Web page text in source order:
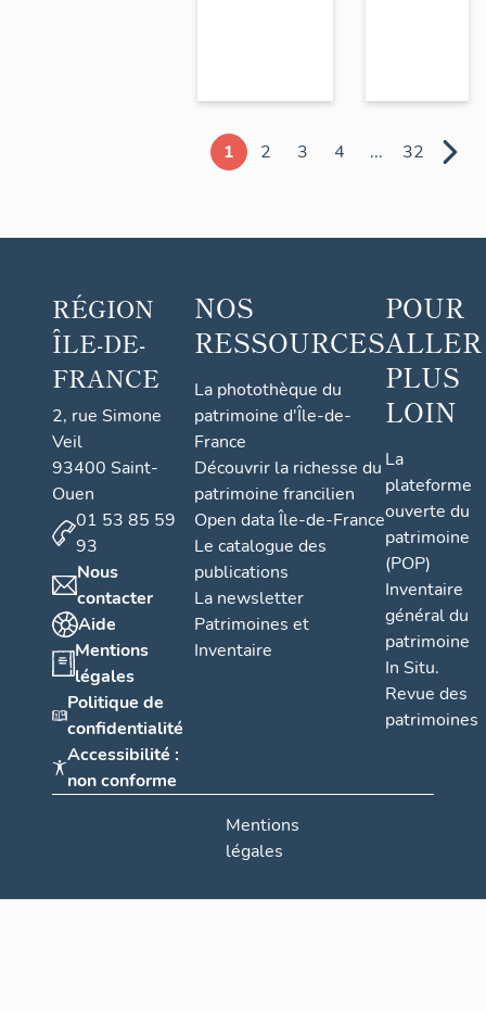
1 2 3 4 ... 32
RÉGION
ÎLE-DE-
FRANCE
2, rue Simone
Veil
93400 Saint-
Ouen
01 53 85 59
93
Nous
contacter
Aide
Mentions
légales
Politique de
confidentialité
Accessibilité :
non conforme
NOS
RESSOURCES
La photothèque du
patrimoine d'Île-de-
France
Découvrir la richesse du
patrimoine francilien
Open data Île-de-France
Le catalogue des
publications
La newsletter
Patrimoines et
Inventaire
POUR
ALLER
PLUS
LOIN
La
plateforme
ouverte du
patrimoine
(POP)
Inventaire
général du
patrimoine
In Situ.
Revue des
patrimoines
Mentions
légales